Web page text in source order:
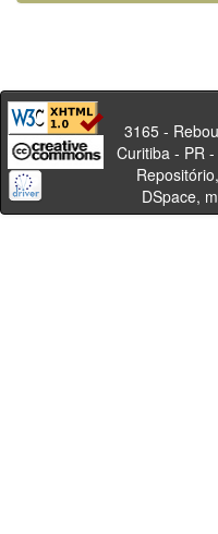
Av.
3165 -
Curitiba
DSpace,